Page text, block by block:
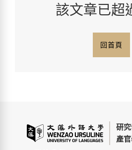
該文章已超
回首頁
研
產